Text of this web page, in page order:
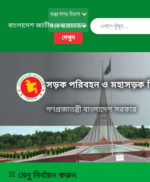
বাংলাদেশ জাতীয় তথ্য বাতায়ন
দেখুন
সড়ক পরিবহন ও মহাসড়ক
গণপ্রজাতন্ত্রী বাংলাদেশ সরকার
মেনু নির্বাচন করুন